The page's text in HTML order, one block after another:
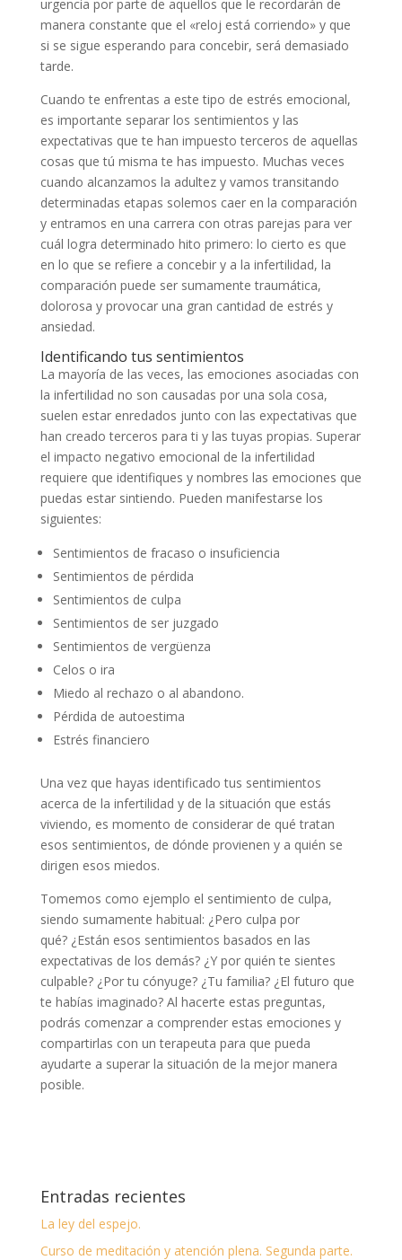
urgencia por parte de aquellos que le recordarán de
manera constante que el «reloj está corriendo» y que
si se sigue esperando para concebir, será demasiado
tarde.
Cuando te enfrentas a este tipo de estrés emocional,
es importante separar los sentimientos y las
expectativas que te han impuesto terceros de aquellas
cosas que tú misma te has impuesto. Muchas veces
cuando alcanzamos la adultez y vamos transitando
determinadas etapas solemos caer en la comparación
y entramos en una carrera con otras parejas para ver
cuál logra determinado hito primero: lo cierto es que
en lo que se refiere a concebir y a la infertilidad, la
comparación puede ser sumamente traumática,
dolorosa y provocar una gran cantidad de estrés y
ansiedad.
Identificando tus sentimientos
La mayoría de las veces, las emociones asociadas con
la infertilidad no son causadas por una sola cosa,
suelen estar enredados junto con las expectativas que
han creado terceros para ti y las tuyas propias. Superar
el impacto negativo emocional de la infertilidad
requiere que identifiques y nombres las emociones que
puedas estar sintiendo. Pueden manifestarse los
siguientes:
Sentimientos de fracaso o insuficiencia
Sentimientos de pérdida
Sentimientos de culpa
Sentimientos de ser juzgado
Sentimientos de vergüenza
Celos o ira
Miedo al rechazo o al abandono.
Pérdida de autoestima
Estrés financiero
Una vez que hayas identificado tus sentimientos
acerca de la infertilidad y de la situación que estás
viviendo, es momento de considerar de qué tratan
esos sentimientos, de dónde provienen y a quién se
dirigen esos miedos.
Tomemos como ejemplo el sentimiento de culpa,
siendo sumamente habitual: ¿Pero culpa por
qué? ¿Están esos sentimientos basados ​​en las
expectativas de los demás? ¿Y por quién te sientes
culpable? ¿Por tu cónyuge? ¿Tu familia? ¿El futuro que
te habías imaginado? Al hacerte estas preguntas,
podrás comenzar a comprender estas emociones y
compartirlas con un terapeuta para que pueda
ayudarte a superar la situación de la mejor manera
posible.
Entradas recientes
La ley del espejo.
Curso de meditación y atención plena. Segunda parte.